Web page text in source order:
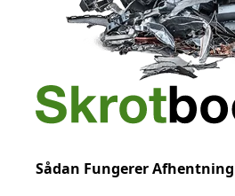
Sådan Fungerer